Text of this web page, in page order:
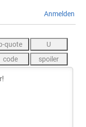
Anmelden